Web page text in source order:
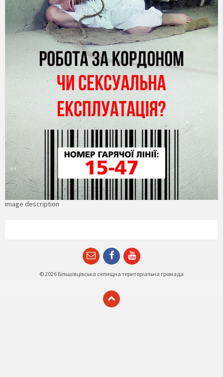
image description
EmailFacebookYouTube
© 2026 Більшівцівська селищна територіальна громада